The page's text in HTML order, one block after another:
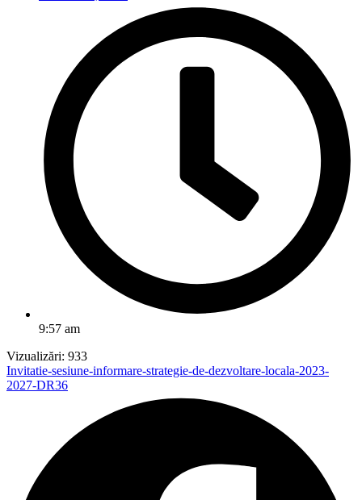
9:57 am
Vizualizări: 933
Invitatie-sesiune-informare-strategie-de-dezvoltare-locala-2023-
2027-DR36